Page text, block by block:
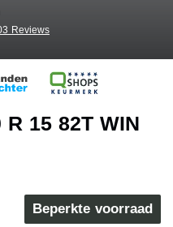
Reviews
R 15 82T WIN
Beperkte voorraad